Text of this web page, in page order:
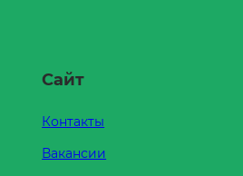
Сайт
Контакты
Вакансии